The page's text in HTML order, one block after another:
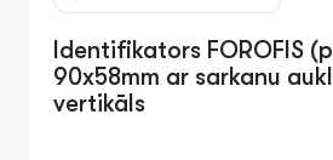
Identifikators FOROFIS
90x58mm ar sarkanu
vertikāls